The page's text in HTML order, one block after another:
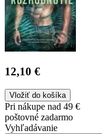
12,10 €
Vložiť do košíka
Pri nákupe nad 49 €
poštovné zadarmo
Vyhľadávanie